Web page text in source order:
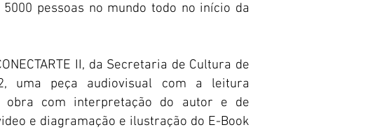
pessoas no mundo todo no início da
II, da Secretaria de Cultura de
uma peça audiovisual com a leitura
obra com interpretação do autor e de
e diagramação e ilustração do E-Book